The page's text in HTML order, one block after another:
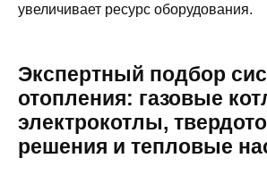
увеличивает ресурс оборудования.
Экспертный подбор
отопления: газовые
электрокотлы,
решения и тепловые